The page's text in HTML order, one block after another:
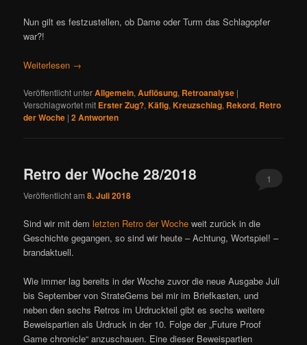
Nun gilt es festzustellen, ob Dame oder Turm das Schlagopfer
war?!
Weiterlesen →
Veröffentlicht unterAllgemein,Auflösung, Retroanalyse |
Verschlagwortet mit Erster Zug?,Käfig,Kreuzschlag, Rekord, Retro
der Woche |2Antworten
Retro der Woche 28/2018
Veröffentlicht am8. Juli 2018
1
Sind wir mit demletzten Retro der Woche weit zurück in die
Geschichte gegangen, so sind wir heute – Achtung, Wortspiel! –
brandaktuell.
Wie immer lag bereits in der Woche zuvor die neue Ausgabe Juli
bis September von StrateGems bei mir im Briefkasten, und
neben den sechs Retros im Urdruckteil gibt es sechs weitere
Beweispartien als Urdruck in der 10. Folge der „Future Proof
Game chronicle“ anzuschauen. Eine dieser Beweispartien